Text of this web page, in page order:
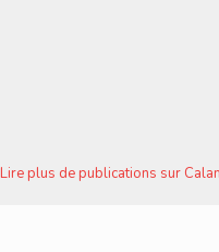
Lire plus de publications sur